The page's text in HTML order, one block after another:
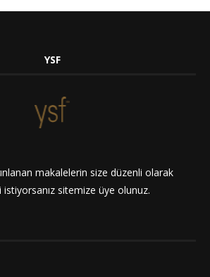
YSF
makalelerin size düzenli olarak
sitemize üye olunuz.